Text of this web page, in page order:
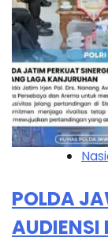
POLDA
AUDIENSI